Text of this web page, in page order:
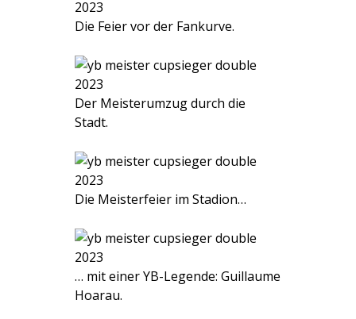
Die Feier vor der Fankurve.
Der Meisterumzug durch die
Stadt.
Die Meisterfeier im Stadion…
… mit einer YB-Legende: Guillaume
Hoarau.